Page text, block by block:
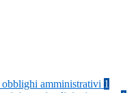
obblighi amministrativi 1